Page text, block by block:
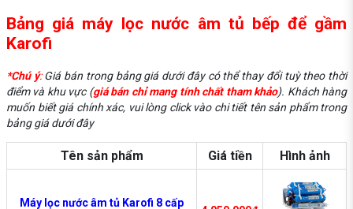
Bảng giá máy lọc nước âm tủ bếp để gầm
Karofi
*Chú ý:Giá bán trong bảng giá dưới đây có thể thay đổi tuỳ theo thời
điểm và khu vực (giá bán chỉ mang tính chất tham khảo). Khách hàng
muốn biết giá chính xác, vui lòng click vào chi tiết tên sản phẩm trong
bảng giá dưới đây
Tên sản phẩm Giá tiền Hình ảnh
Máy lọc nước âm tủ Karofi 8 cấp